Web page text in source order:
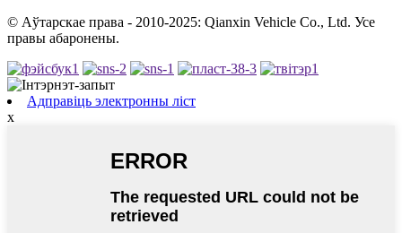
© Аўтарскае права - 2010-2025: Qianxin Vehicle Co., Ltd. Усе
правы абаронены.
Адправіць электронны ліст
x